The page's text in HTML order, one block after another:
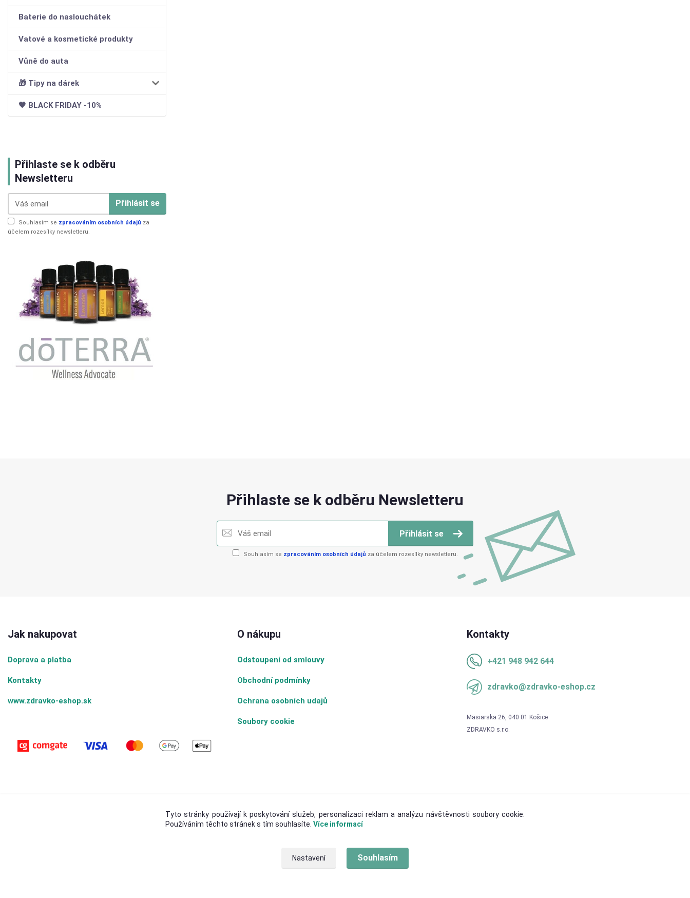
Baterie do naslouchátek
Vatové a kosmetické produkty
Vůně do auta
🎁 Tipy na dárek
🖤 BLACK FRIDAY -10%
Přihlaste se k odběru
Newsletteru
Přihlásit se
Souhlasím se zpracováním osobních údajů za
účelem rozesílky newsletteru.
Přihlaste se k odběru Newsletteru
Přihlásit se
Souhlasím se zpracováním osobních údajů za účelem rozesílky newsletteru.
Jak nakupovat
Doprava a platba
Kontakty
www.zdravko-eshop.sk
O nákupu
Odstoupení od smlouvy
Obchodní podmínky
Ochrana osobních udajů
Soubory cookie
Kontakty
+421 948 942 644
zdravko@zdravko-eshop.cz
Tyto stránky používají k poskytování služeb, personalizaci reklam a analýzu návštěvnosti soubory cookie.
Používáním těchto stránek s tím souhlasíte. Více informací
Nastavení Souhlasím